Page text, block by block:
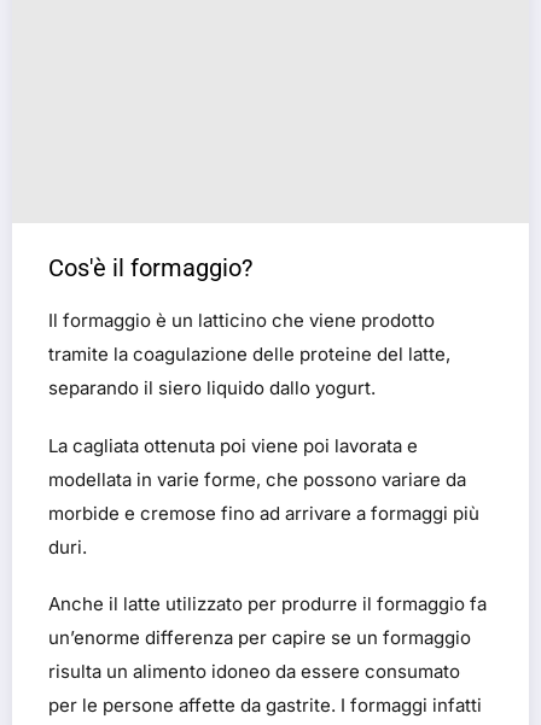
Cos'è il formaggio?
Il formaggio è un latticino che viene prodotto
tramite la coagulazione delle proteine del latte,
separando il siero liquido dallo yogurt.
La cagliata ottenuta poi viene poi lavorata e
modellata in varie forme, che possono variare da
morbide e cremose fino ad arrivare a formaggi più
duri.
Anche il latte utilizzato per produrre il formaggio fa
un’enorme differenza per capire se un formaggio
risulta un alimento idoneo da essere consumato
per le persone affette da gastrite. I formaggi infatti